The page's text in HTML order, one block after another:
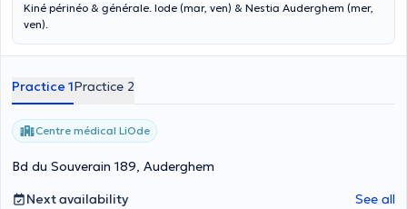
Kiné périnéo & générale. Iode (mar, ven) & Nestia Auderghem (mer,
ven).
Practice 1Practice 2
Centre médical LiOde
Bd du Souverain 189, Auderghem
Next availability
See all